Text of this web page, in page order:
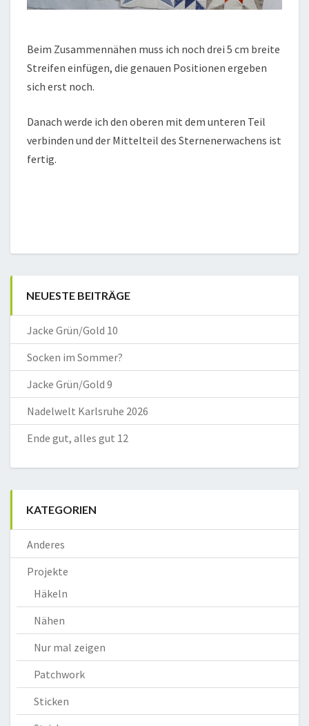
Beim Zusammennähen muss ich noch drei 5 cm breite
Streifen einfügen, die genauen Positionen ergeben
sich erst noch.
Danach werde ich den oberen mit dem unteren Teil
verbinden und der Mittelteil des Sternenerwachens ist
fertig.
NEUESTE BEITRÄGE
Jacke Grün/Gold 10
Socken im Sommer?
Jacke Grün/Gold 9
Nadelwelt Karlsruhe 2026
Ende gut, alles gut 12
KATEGORIEN
Anderes
Projekte
Häkeln
Nähen
Nur mal zeigen
Patchwork
Sticken